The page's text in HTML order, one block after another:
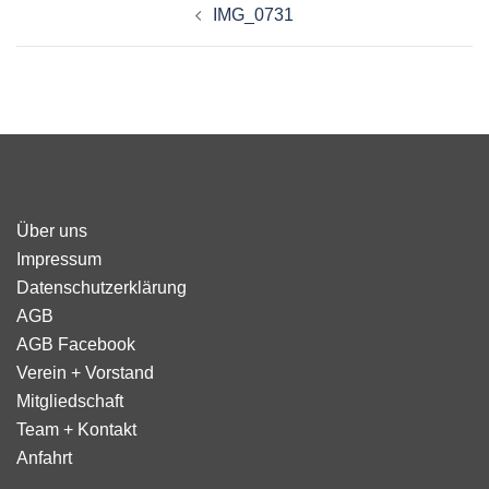
IMG_0731
Über uns
Impressum
Datenschutzerklärung
AGB
AGB Facebook
Verein + Vorstand
Mitgliedschaft
Team + Kontakt
Anfahrt